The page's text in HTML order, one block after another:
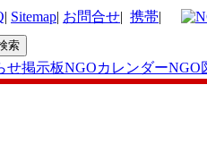
| Sitemap| お問合せ| 携帯|
せ掲示板NGOカレンダーNGO